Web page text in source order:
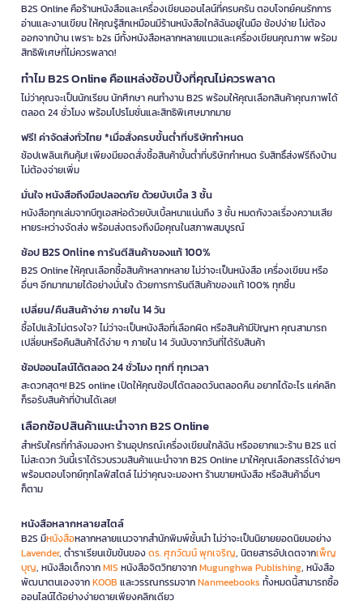
B2S Online คือร้านหนังสือและเครื่องเขียนออนไลน์ที่ครบครัน ตอบโจทย์คนรักการ
อ่านและงานเขียน ให้คุณรู้สึกเหมือนมีร้านหนังสือใกล้ฉันอยู่ในมือ ช้อปง่าย ไม่ต้อง
ออกจากบ้าน เพราะ b2s มีทั้งหนังสือหลากหลายแนวและเครื่องเขียนคุณภาพ พร้อม
สิทธิพิเศษที่ไม่ควรพลาด!
ทำไม B2S Online คือแหล่งช้อปปิ้งที่คุณไม่ควรพลาด
ไม่ว่าคุณจะเป็นนักเรียน นักศึกษา คนทำงาน B2S พร้อมให้คุณเลือกสินค้าคุณภาพได้
ตลอด 24 ชั่วโมง พร้อมโปรโมชั่นและสิทธิพิเศษมากมาย
ฟรี! ค่าจัดส่งทั่วไทย *เมื่อสั่งครบขั้นต่ำที่บริษัทกำหนด
ช้อปเพลินเกินคุ้ม! เพียงมียอดสั่งซื้อสินค้าขั้นต่ำที่บริษัทกำหนด รับสิทธิ์ส่งฟรีถึงบ้าน
ไม่ต้องจ่ายเพิ่ม
มั่นใจ หนังสือถึงมือปลอดภัย ด้วยบับเบิ้ล 3 ชั้น
หนังสือทุกเล่มจากบีทูเอสห่อด้วยบับเบิ้ลหนาแน่นถึง 3 ชั้น หมดกังวลเรื่องความเสีย
หายระหว่างจัดส่ง พร้อมส่งตรงถึงมือคุณในสภาพสมบูรณ์
ช้อป B2S Online การันตีสินค้าของแท้ 100%
B2S Online ให้คุณเลือกซื้อสินค้าหลากหลาย ไม่ว่าจะเป็นหนังสือ เครื่องเขียน หรือ
อื่นๆ อีกมากมายได้อย่างมั่นใจ ด้วยการการันตีสินค้าของแท้ 100% ทุกชิ้น
เปลี่ยน/คืนสินค้าง่าย ภายใน 14 วัน
ซื้อไปแล้วไม่ตรงใจ? ไม่ว่าจะเป็นหนังสือที่เลือกผิด หรือสินค้ามีปัญหา คุณสามารถ
เปลี่ยนหรือคืนสินค้าได้ง่าย ๆ ภายใน 14 วันนับจากวันที่ได้รับสินค้า
ช้อปออนไลน์ได้ตลอด 24 ชั่วโมง ทุกที่ ทุกเวลา
สะดวกสุดๆ! B2S online เปิดให้คุณช้อปได้ตลอดวันตลอดคืน อยากได้อะไร แค่คลิก
ก็รอรับสินค้าที่บ้านได้เลย!
เลือกช้อปสินค้าแนะนำจาก B2S Online
สำหรับใครที่กำลังมองหา ร้านอุปกรณ์เครื่องเขียนใกล้ฉัน หรืออยากแวะร้าน B2S แต่
ไม่สะดวก วันนี้เราได้รวบรวมสินค้าแนะนำจาก B2S Online มาให้คุณเลือกสรรได้ง่ายๆ
พร้อมตอบโจทย์ทุกไลฟ์สไตล์ ไม่ว่าคุณจะมองหา ร้านขายหนังสือ หรือสินค้าอื่นๆ
ก็ตาม
หนังสือหลากหลายสไตล์
B2S มีหนังสือหลากหลายแนวจากสำนักพิมพ์ชั้นนำ ไม่ว่าจะเป็นนิยายยอดนิยมอย่าง
Lavender, ตำราเรียนเข้มข้นของดร. ศุภวัฒน์ พุกเจริญ, นิตยสารอัปเดตจากเพ็ญ
บุญ, หนังสือเด็กจากMIS หนังสือจิตวิทยาจากMugunghwa Publishing, หนังสือ
พัฒนาตนเองจากKOOB และวรรณกรรมจากNanmeebooks ทั้งหมดนี้สามารถซื้อ
ออนไลน์ได้อย่างง่ายดายเพียงคลิกเดียว